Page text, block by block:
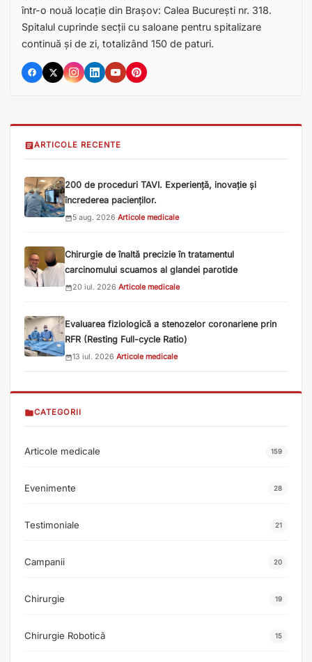
într-o nouă locație din Brașov: Calea București nr. 318.
Spitalul cuprinde secții cu saloane pentru spitalizare
continuă și de zi, totalizând 150 de paturi.
ARTICOLE RECENTE
200 de proceduri TAVI. Experiență, inovație și
încrederea pacienților.
5 aug. 2026·Articole medicale
Chirurgie de înaltă precizie în tratamentul
carcinomului scuamos al glandei parotide
20 iul. 2026·Articole medicale
Evaluarea fiziologică a stenozelor coronariene prin
RFR (Resting Full-cycle Ratio)
13 iul. 2026·Articole medicale
CATEGORII
Articole medicale 159
Evenimente 28
Testimoniale 21
Campanii 20
Chirurgie 19
Chirurgie Robotică 15